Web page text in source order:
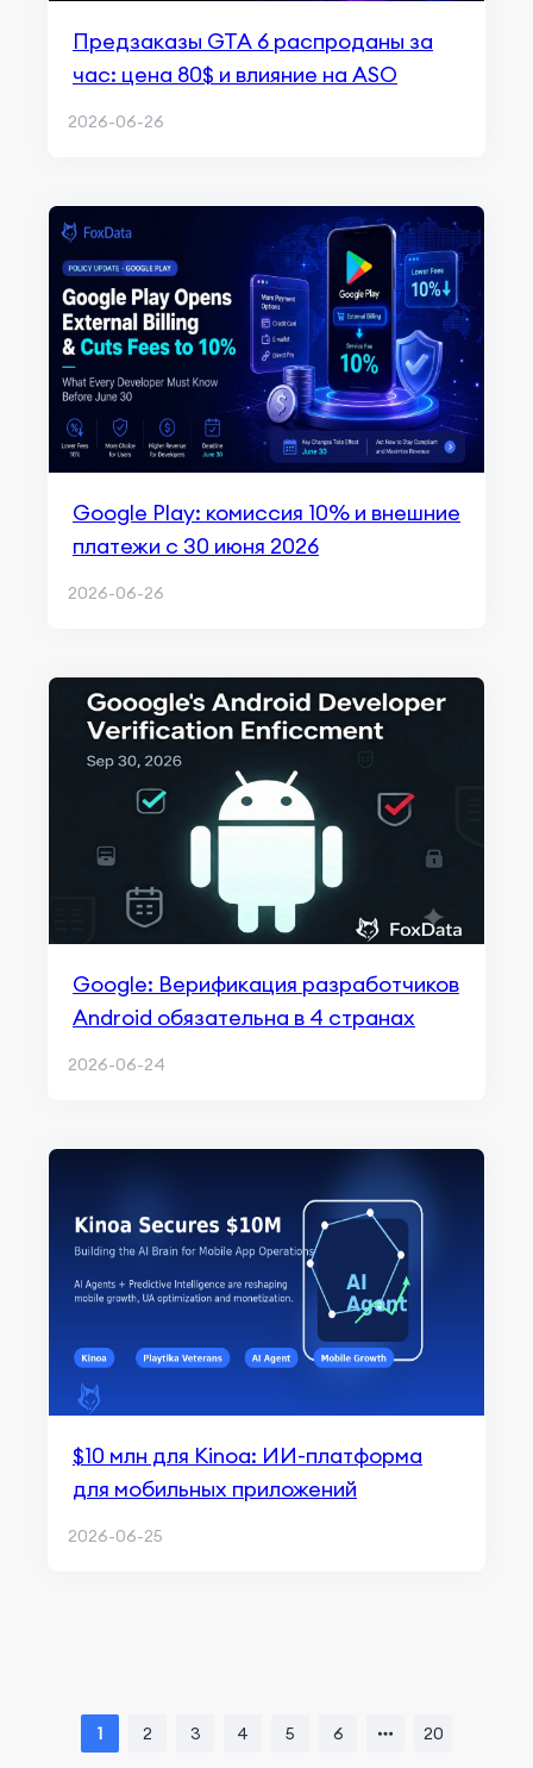
Предзаказы GTA 6 распроданы за
час: цена 80$ и влияние на ASO
2026-06-26
Google Play: комиссия 10% и внешние
платежи с 30 июня 2026
2026-06-26
Google: Верификация разработчиков
Android обязательна в 4 странах
2026-06-24
$10 млн для Kinoa: ИИ-платформа
для мобильных приложений
2026-06-25
1 2 3 4 5 6 20